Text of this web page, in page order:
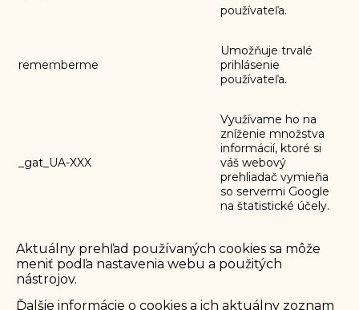
používateľa.
rememberme
Umožňuje trvalé
prihlásenie
používateľa.
_gat_UA-XXX
Využívame ho na
zníženie množstva
informácií, ktoré si
váš webový
prehliadač vymieňa
so servermi Google
na štatistické účely.
Aktuálny prehľad používaných cookies sa môže
meniť podľa nastavenia webu a použitých
nástrojov.
Ďalšie informácie o cookies a ich aktuálny zoznam